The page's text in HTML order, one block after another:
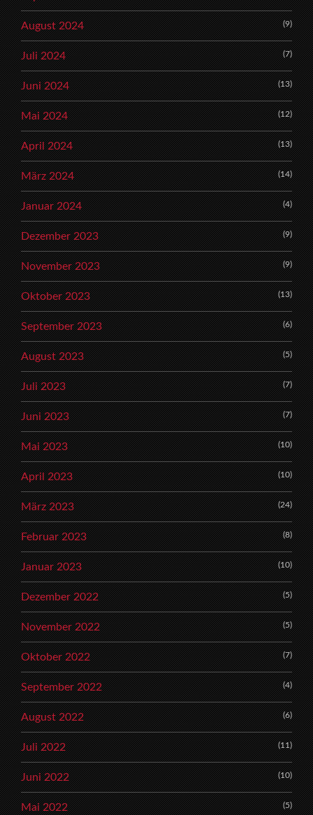
August 2024 (9)
Juli 2024 (7)
Juni 2024 (13)
Mai 2024 (12)
April 2024 (13)
März 2024 (14)
Januar 2024 (4)
Dezember 2023 (9)
November 2023 (9)
Oktober 2023 (13)
September 2023 (6)
August 2023 (5)
Juli 2023 (7)
Juni 2023 (7)
Mai 2023 (10)
April 2023 (10)
März 2023 (24)
Februar 2023 (8)
Januar 2023 (10)
Dezember 2022 (5)
November 2022 (5)
Oktober 2022 (7)
September 2022 (4)
August 2022 (6)
Juli 2022 (11)
Juni 2022 (10)
Mai 2022 (5)